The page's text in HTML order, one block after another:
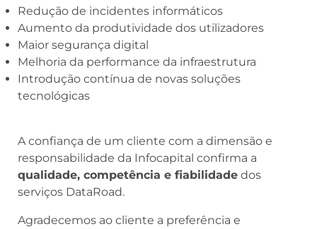
Redução de incidentes informáticos
Aumento da produtividade dos utilizadores
Maior segurança digital
Melhoria da performance da infraestrutura
Introdução contínua de novas soluções
tecnológicas
A confiança de um cliente com a dimensão e
responsabilidade da Infocapital confirma a
qualidade, competência e fiabilidade dos
serviços DataRoad.
Agradecemos ao cliente a preferência e